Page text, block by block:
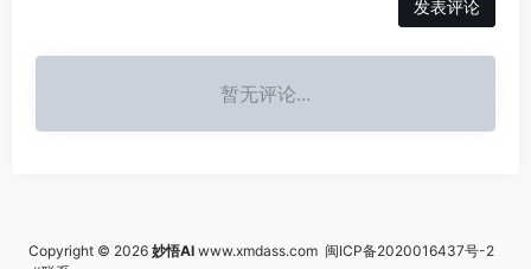
发表评论
暂无评论...
Copyright © 2026 妙悟AI www.xmdass.com 闽ICP备2020016437号-2